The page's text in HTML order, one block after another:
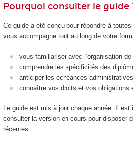
Pourquoi consulter le guide
Ce guide a été conçu pour répondre à toutes
vous accompagne tout au long de votre
vous familiariser avec l’organisation de
comprendre les spécificités des
anticiper les échéances administratives
connaître vos droits et vos obligations
Le guide est mis à jour chaque année. Il est
consulter la version en cours pour disposer
récentes.